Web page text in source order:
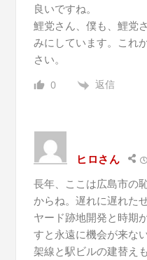
良いですね。
鯉党さん、僕も、鯉党
みにしています。これ
さい。
0 返信
ヒロさん
長年、ここは広島市の
からね。遅れに遅れた
ヤード跡地開発と時期
すと永遠に機会が来な
架線と駅ビルの建替え